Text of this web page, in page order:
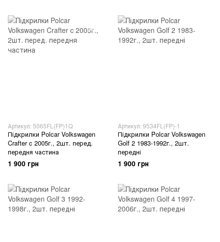
Артикул: 5065FL(FP)1Q
Підкрилки Polcar Volkswagen
Crafter c 2005г., 2шт. перед.
передня частина
1 900 грн
Артикул: 9534FL(FP)-1
Підкрилки Polcar Volkswagen
Golf 2 1983-1992г., 2шт.
передні
1 900 грн